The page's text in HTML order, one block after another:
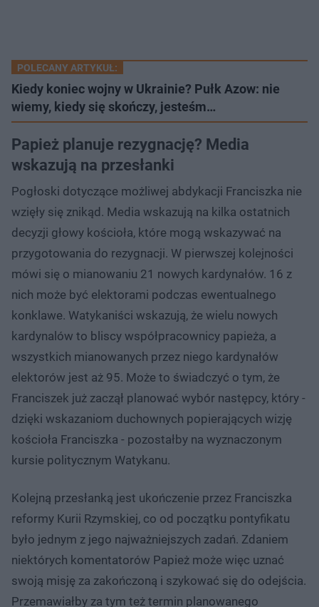
POLECANY ARTYKUŁ:
Kiedy koniec wojny w Ukrainie? Pułk Azow: nie
wiemy, kiedy się skończy, jesteśm…
Papież planuje rezygnację? Media
wskazują na przesłanki
Pogłoski dotyczące możliwej abdykacji Franciszka nie
wzięły się znikąd. Media wskazują na kilka ostatnich
decyzji głowy kościoła, które mogą wskazywać na
przygotowania do rezygnacji. W pierwszej kolejności
mówi się o mianowaniu 21 nowych kardynałów. 16 z
nich może być elektorami podczas ewentualnego
konklawe. Watykaniści wskazują, że wielu nowych
kardynalów to bliscy współpracownicy papieża, a
wszystkich mianowanych przez niego kardynałów
elektorów jest aż 95. Może to świadczyć o tym, że
Franciszek już zaczął planować wybór następcy, który -
dzięki wskazaniom duchownych popierających wizję
kościoła Franciszka - pozostałby na wyznaczonym
kursie politycznym Watykanu.
Kolejną przesłanką jest ukończenie przez Franciszka
reformy Kurii Rzymskiej, co od początku pontyfikatu
było jednym z jego najważniejszych zadań. Zdaniem
niektórych komentatorów Papież może więc uznać
swoją misję za zakończoną i szykować się do odejścia.
Przemawiałby za tym też termin planowanego